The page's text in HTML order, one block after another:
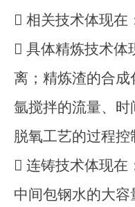
 相关技术体现在
 具体精炼技术体
离；精炼渣的合
氩搅拌的流量、
脱氧工艺的过程控
 连铸技术体现在
中间包钢水的大